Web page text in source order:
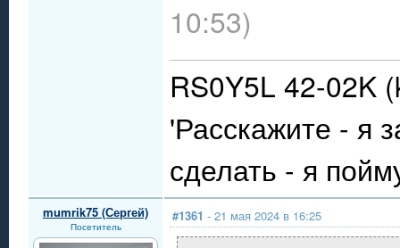
10:53)
RS0Y5L 42-02K
'Расскажите - я
сделать - я
mumrik75 (Сергей)
Посетитель
#1361 - 21 мая 2024 в 16:25